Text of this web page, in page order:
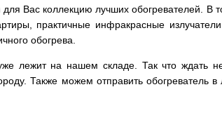
Вас коллекцию лучших обогревателей. В
практичные инфракрасные
обогрева.
лежит на нашем складе. Так что ждать
Также можем отправить обогреватель